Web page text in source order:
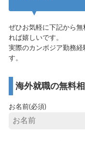
ぜひお気軽に下記から
れば嬉しいです。
実際のカンボジア勤務
す。
海外就職の無料
お名前(必須)